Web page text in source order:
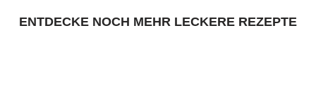
ENTDECKE NOCH MEHR LECKERE REZEPTE